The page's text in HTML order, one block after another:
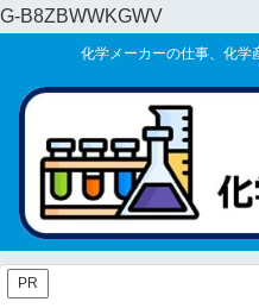
G-B8ZBWWKGWV
化学メーカーの仕事、化学
PR